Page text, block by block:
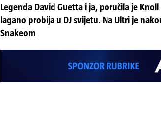
Legenda David Guetta i ja, poručila je
lagano probija u DJ svijetu. Na Ultri je
Snakeom